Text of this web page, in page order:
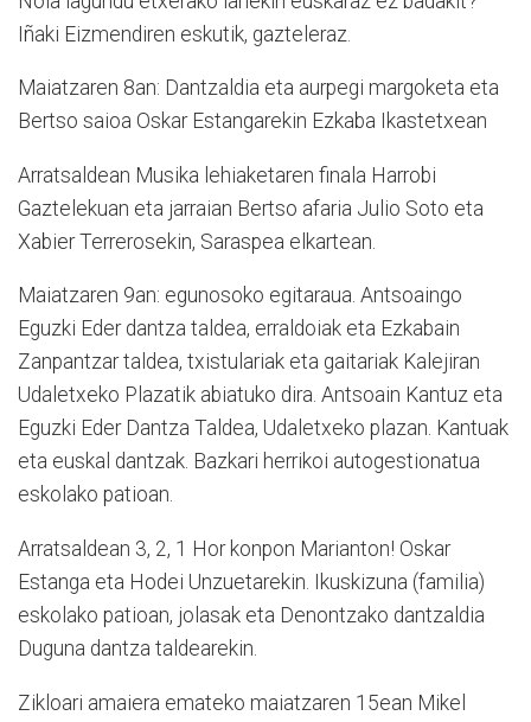
Iñaki Eizmendiren eskutik, gazteleraz.
Maiatzaren 8an: Dantzaldia eta aurpegi margoketa eta
Bertso saioa Oskar Estangarekin Ezkaba Ikastetxean
Arratsaldean Musika lehiaketaren finala Harrobi
Gaztelekuan eta jarraian Bertso afaria Julio Soto eta
Xabier Terrerosekin, Saraspea elkartean.
Maiatzaren 9an: egunosoko egitaraua. Antsoaingo
Eguzki Eder dantza taldea, erraldoiak eta Ezkabain
Zanpantzar taldea, txistulariak eta gaitariak Kalejiran
Udaletxeko Plazatik abiatuko dira. Antsoain Kantuz eta
Eguzki Eder Dantza Taldea, Udaletxeko plazan. Kantuak
eta euskal dantzak. Bazkari herrikoi autogestionatua
eskolako patioan.
Arratsaldean 3, 2, 1 Hor konpon Marianton! Oskar
Estanga eta Hodei Unzuetarekin. Ikuskizuna (familia)
eskolako patioan, jolasak eta Denontzako dantzaldia
Duguna dantza taldearekin.
Zikloari amaiera emateko maiatzaren 15ean Mikel